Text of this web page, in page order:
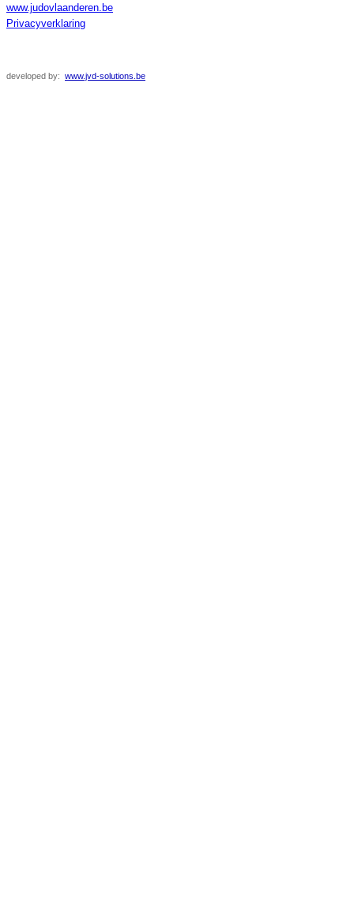
www.judovlaanderen.be
Privacyverklaring
developed by: www.jvd-solutions.be